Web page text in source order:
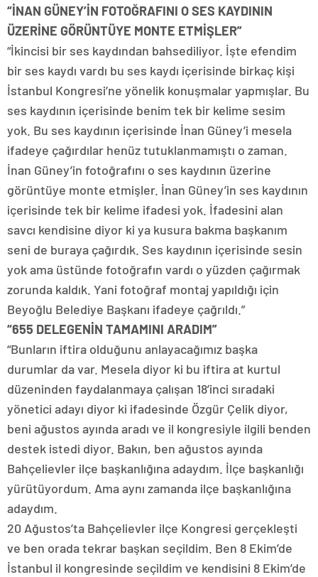
“İNAN GÜNEY’İN FOTOĞRAFINI O SES KAYDININ
ÜZERİNE GÖRÜNTÜYE MONTE ETMİŞLER”
“İkincisi bir ses kaydından bahsediliyor. İşte efendim
bir ses kaydı vardı bu ses kaydı içerisinde birkaç kişi
İstanbul Kongresi’ne yönelik konuşmalar yapmışlar. Bu
ses kaydının içerisinde benim tek bir kelime sesim
yok. Bu ses kaydının içerisinde İnan Güney’i mesela
ifadeye çağırdılar henüz tutuklanmamıştı o zaman.
İnan Güney’in fotoğrafını o ses kaydının üzerine
görüntüye monte etmişler. İnan Güney’in ses kaydının
içerisinde tek bir kelime ifadesi yok. İfadesini alan
savcı kendisine diyor ki ya kusura bakma başkanım
seni de buraya çağırdık. Ses kaydının içerisinde sesin
yok ama üstünde fotoğrafın vardı o yüzden çağırmak
zorunda kaldık. Yani fotoğraf montaj yapıldığı için
Beyoğlu Belediye Başkanı ifadeye çağrıldı.”
“655 DELEGENİN TAMAMINI ARADIM”
“Bunların iftira olduğunu anlayacağımız başka
durumlar da var. Mesela diyor ki bu iftira at kurtul
düzeninden faydalanmaya çalışan 18’inci sıradaki
yönetici adayı diyor ki ifadesinde Özgür Çelik diyor,
beni ağustos ayında aradı ve il kongresiyle ilgili benden
destek istedi diyor. Bakın, ben ağustos ayında
Bahçelievler ilçe başkanlığına adaydım. İlçe başkanlığı
yürütüyordum. Ama aynı zamanda ilçe başkanlığına
adaydım.
20 Ağustos’ta Bahçelievler ilçe Kongresi gerçekleşti
ve ben orada tekrar başkan seçildim. Ben 8 Ekim’de
İstanbul il kongresinde seçildim ve kendisini 8 Ekim’de